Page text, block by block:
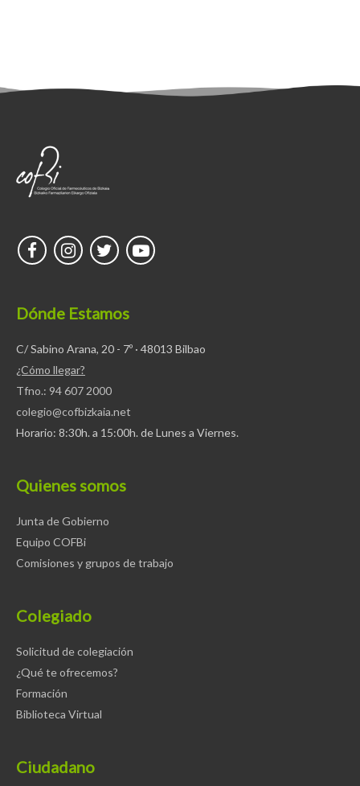
Dónde Estamos
C/ Sabino Arana, 20 - 7º · 48013 Bilbao
¿Cómo llegar?
Tfno.: 94 607 2000
colegio@cofbizkaia.net
Horario: 8:30h. a 15:00h. de Lunes a Viernes.
Quienes somos
Junta de Gobierno
Equipo COFBi
Comisiones y grupos de trabajo
Colegiado
Solicitud de colegiación
¿Qué te ofrecemos?
Formación
Biblioteca Virtual
Ciudadano